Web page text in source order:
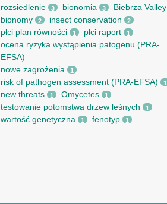
rozsiedlenie 3 bionomia 3 Biebrza Valley
bionomy 2 insect conservation 2
płci plan równości 1 płci raport 1
ocena ryzyka wystąpienia patogenu (PRA-
EFSA)
nowe zagrożenia 1
risk of pathogen assessment (PRA-EFSA) 1
new threats 1 Omycetes 1
testowanie potomstwa drzew leśnych 1
wartość genetyczna 1 fenotyp 1